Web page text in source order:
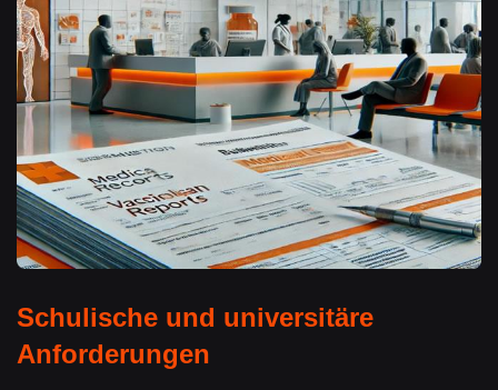
Schulische und universitäre
Anforderungen